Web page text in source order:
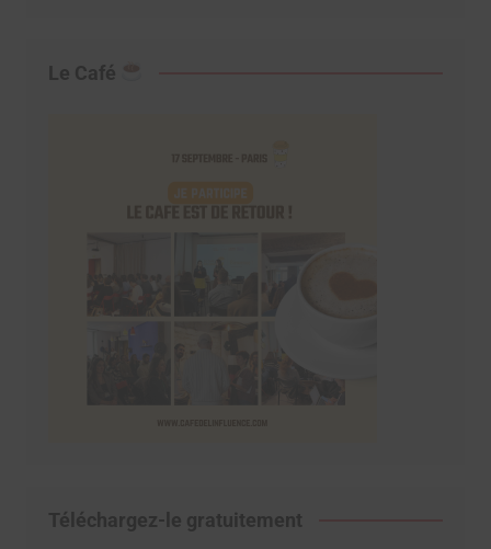
Le Café
Téléchargez-le gratuitement